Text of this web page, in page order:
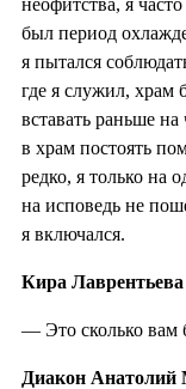
был период
я пытался
где я служил, храм
вставать раньше
в храм постоять
редко, я только на
на исповедь не
я включался.
Кира Лаврентьева
— Это сколько вам
Диакон Анатолий